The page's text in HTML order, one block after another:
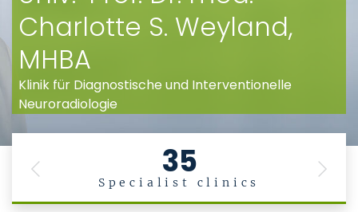
Charlotte S. Weyland,
MHBA
Klinik für Diagnostische und Interventionelle
Neuroradiologie
35
Specialist clinics
Previous Next